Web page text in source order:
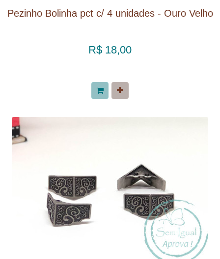
Pezinho Bolinha pct c/ 4 unidades - Ouro Velho
R$ 18,00